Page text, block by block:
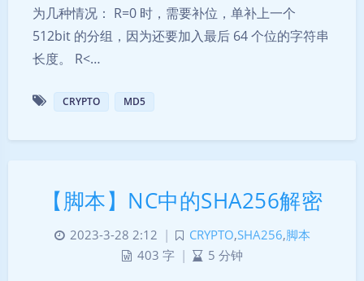
浅阴影 深阴影
关闭 日落 暗化
为几种情况： R=0 时，需要补位，单补上一个
512bit 的分组，因为还要加入最后 64 个位的字符串
长度。 R<…
CRYPTO MD5
【脚本】NC中的SHA256解密
2023-3-28 2:12 | CRYPTO,SHA256,脚本
403 字 | 5 分钟